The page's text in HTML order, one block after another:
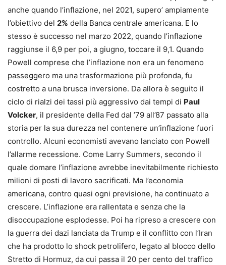
anche quando l’inflazione, nel 2021, supero’ ampiamente
l’obiettivo del 2% della Banca centrale americana. E lo
stesso è successo nel marzo 2022, quando l’inflazione
raggiunse il 6,9 per poi, a giugno, toccare il 9,1. Quando
Powell comprese che l’inflazione non era un fenomeno
passeggero ma una trasformazione più profonda, fu
costretto a una brusca inversione. Da allora è seguito il
ciclo di rialzi dei tassi più aggressivo dai tempi di Paul
Volcker, il presidente della Fed dal ’79 all’87 passato alla
storia per la sua durezza nel contenere un’inflazione fuori
controllo. Alcuni economisti avevano lanciato con Powell
l’allarme recessione. Come Larry Summers, secondo il
quale domare l’inflazione avrebbe inevitabilmente richiesto
milioni di posti di lavoro sacrificati. Ma l’economia
americana, contro quasi ogni previsione, ha continuato a
crescere. L’inflazione era rallentata e senza che la
disoccupazione esplodesse. Poi ha ripreso a crescere con
la guerra dei dazi lanciata da Trump e il conflitto con l’Iran
che ha prodotto lo shock petrolifero, legato al blocco dello
Stretto di Hormuz, da cui passa il 20 per cento del traffico